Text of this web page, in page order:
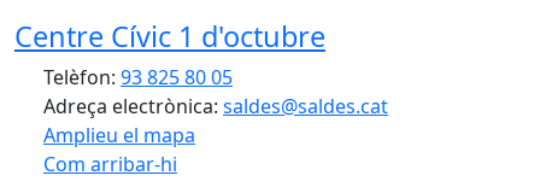
Centre Cívic 1 d'octubre
Telèfon: 93 825 80 05
Adreça electrònica: saldes@saldes.cat
Amplieu el mapa
Com arribar-hi